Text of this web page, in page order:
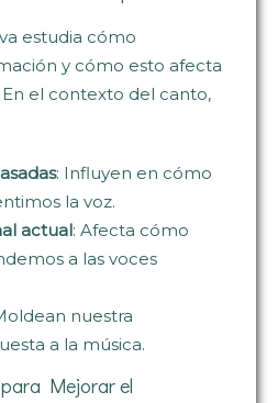
estudia cómo
y cómo esto afecta
el contexto del canto,
: Influyen en cómo
la voz.
actual: Afecta cómo
a las voces
nuestra
a la música.
Mejorar el